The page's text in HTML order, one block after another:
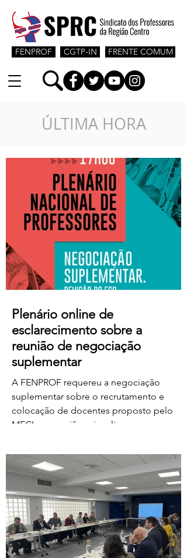
CGTP-IN
FENPROF FRENTE COMUM
ÚLTIMA HORA
Plenário online de
esclarecimento sobre a
reunião de negociação
suplementar
A FENPROF requereu a negociação
suplementar sobre o recrutamento e
colocação de docentes proposto pelo
MECI e a reunião vai realizar-se na
17 horas. No dia seguinte, a FENPROF
realiza o habitual plenário online de
esclarecimento aos professores e
educadores. Para aceder ao plenário,
basta clicar no link a partir das 17 horas de
sexta-feira, dia 7 de agosto:
https://us06web.zoom.us/j/85736793433